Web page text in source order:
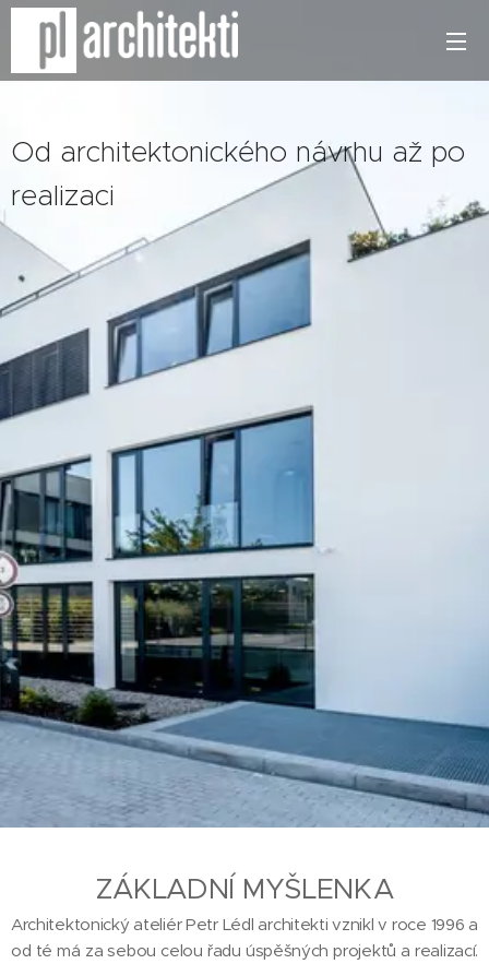
Od architektonického návrhu až po
realizaci
ZÁKLADNÍ MYŠLENKA
Architektonický ateliér Petr Lédl architekti vznikl v roce 1996 a
od té má za sebou celou řadu úspěšných projektů a realizací.